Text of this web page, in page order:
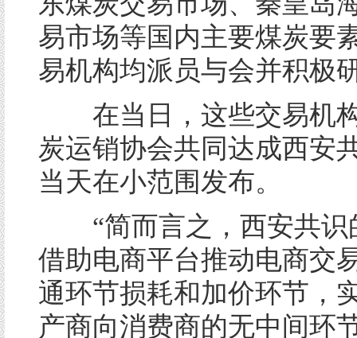
易市场等国内主要煤炭要
易机构均派员与会并积极
在当日，这些交易机
炭运销协会共同达成西安
当天在小范围发布。
“简而言之，西安共识
借助电商平台推动电商交
通环节损耗和加价环节，
产商向消费商的无中间环